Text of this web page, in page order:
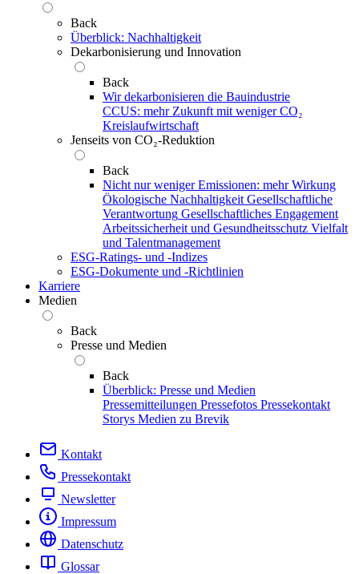
Back
Überblick: Nachhaltigkeit
Dekarbonisierung und Innovation
Back
Wir dekarbonisieren die Bauindustrie
CCUS: mehr Zukunft mit weniger CO₂
Kreislaufwirtschaft
Jenseits von CO₂-Reduktion
Back
Nicht nur weniger Emissionen: mehr Wirkung
Ökologische Nachhaltigkeit Gesellschaftliche
Verantwortung Gesellschaftliches Engagement
Arbeitssicherheit und Gesundheitsschutz Vielfalt
und Talentmanagement
ESG-Ratings- und ‑Indizes
ESG-Dokumente und ‑Richtlinien
Karriere
Medien
Back
Presse und Medien
Back
Überblick: Presse und Medien
Pressemitteilungen Pressefotos Pressekontakt
Storys Medien zu Brevik
Kontakt
Pressekontakt
Newsletter
Impressum
Datenschutz
Glossar